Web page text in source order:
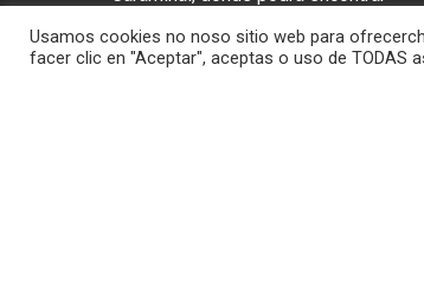
información relativa a este
municipio.
Usamos cookies no noso sitio web para
facer clic en "Aceptar", aceptas o uso de TODAS